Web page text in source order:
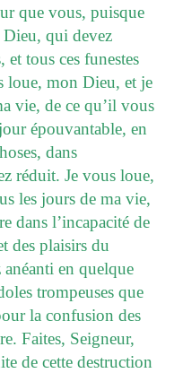
que vous, puisque
Dieu, qui devez
et tous ces funestes
loue, mon Dieu, et je
vie, de ce qu’il vous
épouvantable, en
dans
réduit. Je vous loue,
les jours de ma vie,
dans l’incapacité de
des plaisirs du
en quelque
trompeuses que
la confusion des
Faites, Seigneur,
de cette destruction